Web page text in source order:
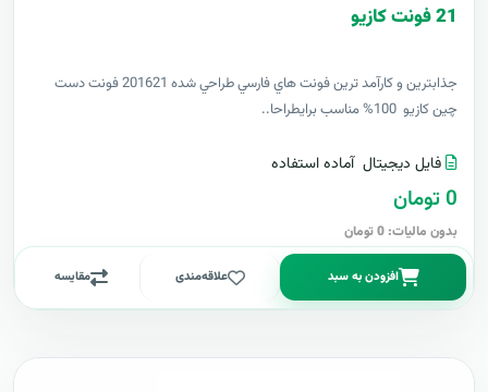
21 فونت کازيو
جذابترين و کارآمد ترين فونت هاي فارسي طراحي شده 201621 فونت دست
چين کازيو 100% مناسب برايطراحا..
فایل دیجیتال آماده استفاده
0 تومان
بدون مالیات: 0 تومان
افزودن به سبد علاقه‌مندی مقایسه